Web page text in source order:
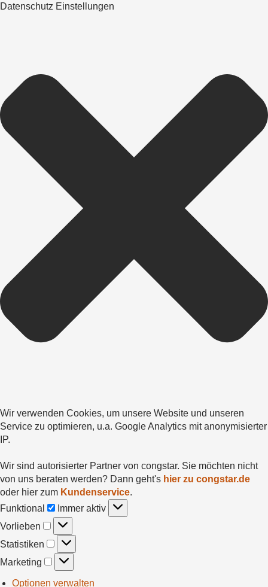
Datenschutz Einstellungen
Wir verwenden Cookies, um unsere Website und unseren
Service zu optimieren, u.a. Google Analytics mit anonymisierter
IP.
Wir sind autorisierter Partner von congstar. Sie möchten nicht
von uns beraten werden? Dann geht's hier zu congstar.de
oder hier zum Kundenservice.
Funktional
Funktional
Immer aktiv
Vorlieben
Vorlieben
Statistiken Statistiken
Marketing Marketing
Optionen verwalten